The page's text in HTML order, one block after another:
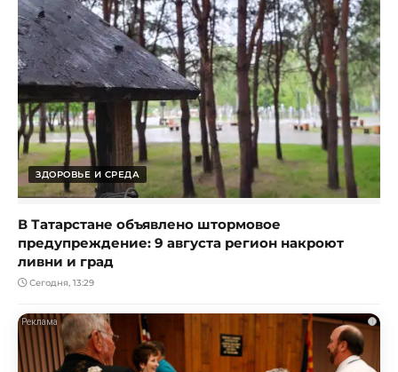
ЗДОРОВЬЕ И СРЕДА
В Татарстане объявлено штормовое
предупреждение: 9 августа регион накроют
ливни и град
Сегодня, 13:29
i